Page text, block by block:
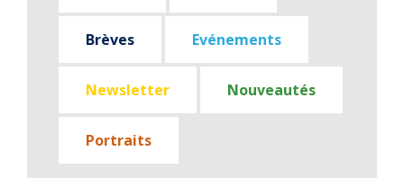
Brèves Evénements
Newsletter Nouveautés
Portraits